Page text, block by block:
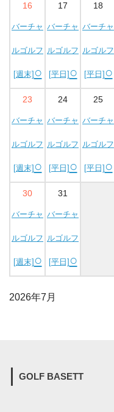
16
バーチャ
ルゴルフ
[週末] ○
17
バーチャ
ルゴルフ
[平日] ○
18
バーチャ
ルゴルフ
[平日] ○
23
バーチャ
ルゴルフ
[週末] ○
24
バーチャ
ルゴルフ
[平日] ○
25
バーチャ
ルゴルフ
[平日] ○
30
バーチャ
ルゴルフ
[週末] ○
31
バーチャ
ルゴルフ
[平日] ○
2026年7月
GOLF BASETT